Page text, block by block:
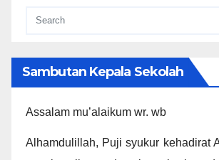
Sambutan Kepala Sekolah
Assalam mu’alaikum wr. wb
Alhamdulillah, Puji syukur kehadirat